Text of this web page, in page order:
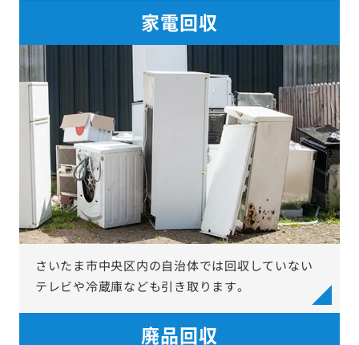
家電回収
さいたま市中央区内の自治体では回収していない
テレビや冷蔵庫なども引き取ります。
廃品回収